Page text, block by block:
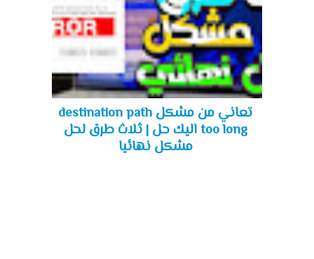
تعاني من مشكل destination path
too long اليك حل | ثلاث طرق لحل
مشكل نهائيا